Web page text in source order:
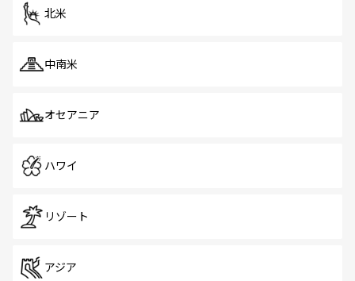
北米
中南米
オセアニア
ハワイ
リゾート
アジア